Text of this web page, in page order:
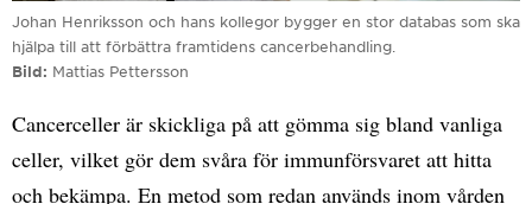
Johan Henriksson och hans kollegor bygger en stor databas som ska
hjälpa till att förbättra framtidens cancerbehandling.
Bild
Mattias Pettersson
Cancerceller är skickliga på att gömma sig bland vanliga
celler, vilket gör dem svåra för immunförsvaret att hitta
och bekämpa. En metod som redan används inom vården